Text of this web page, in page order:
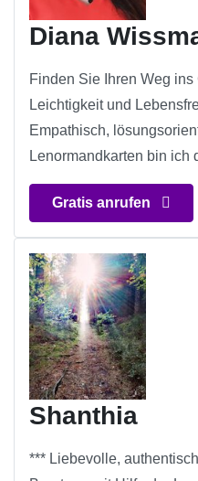
Diana
Finden Sie Ihren Weg
Leichtigkeit und
Empathisch,
Lenormandkarten bin ich
Gratis anrufen
Shanthia
*** Liebevolle,